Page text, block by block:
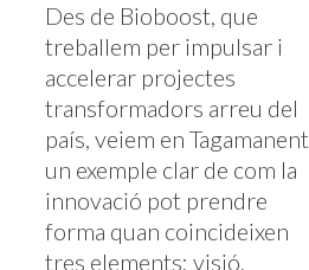
Des de Bioboost, que
treballem per impulsar i
accelerar projectes
transformadors arreu del
país, veiem en Tagamanent
un exemple clar de com la
innovació pot prendre
forma quan coincideixen
tres elements: visió,